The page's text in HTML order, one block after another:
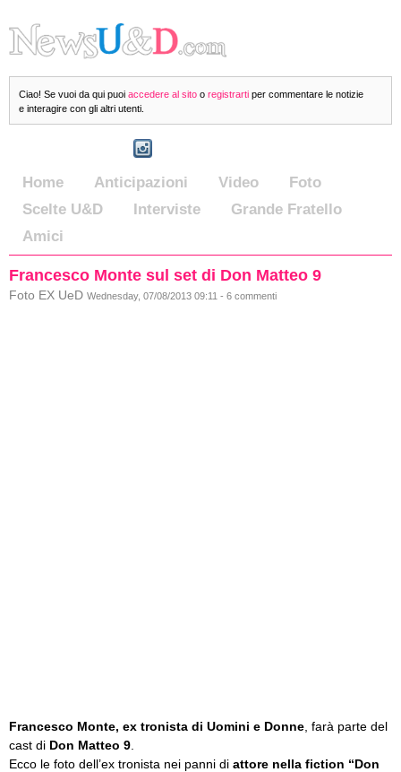
Ciao! Se vuoi da qui puoi accedere al sito o registrarti per commentare le notizie
e interagire con gli altri utenti.
Home Anticipazioni Video
Foto
Scelte U&D
Interviste
Grande Fratello
Amici
Francesco Monte sul set di Don Matteo 9
Foto EX UeD Wednesday, 07/08/2013 09:11 - 6 commenti
Francesco Monte, ex tronista di Uomini e Donne , farà parte del
cast di Don Matteo 9
Ecco le foto dell’ex tronista nei panni di attore nella fiction “Don